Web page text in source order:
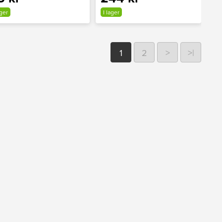
I lager
1 2 > >|